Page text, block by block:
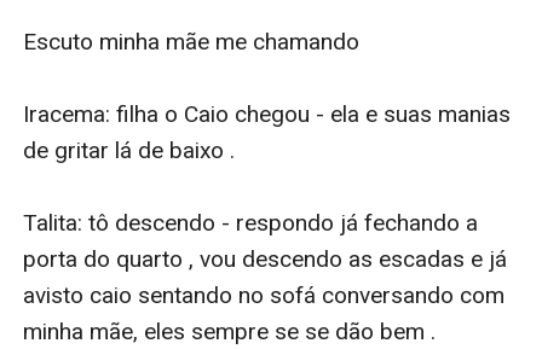
Escuto minha mãe me chamando
Iracema: filha o Caio chegou - ela e suas manias
de gritar lá de baixo .
Talita: tô descendo - respondo já fechando a
porta do quarto , vou descendo as escadas e já
avisto caio sentando no sofá conversando com
minha mãe, eles sempre se se dão bem .